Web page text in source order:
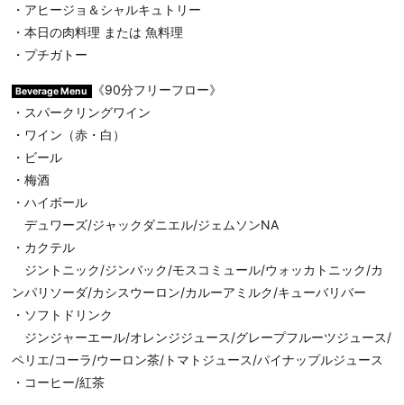
・アヒージョ＆シャルキュトリー
・本日の肉料理 または 魚料理
・プチガトー
Beverage Menu 《90分フリーフロー》
・スパークリングワイン
・ワイン（赤・白）
・ビール
・梅酒
・ハイボール
デュワーズ/ジャックダニエル/ジェムソンNA
・カクテル
ジントニック/ジンバック/モスコミュール/ウォッカトニック/カ
ンパリソーダ/カシスウーロン/カルーアミルク/キューバリバー
・ソフトドリンク
ジンジャーエール/オレンジジュース/グレープフルーツジュース/
ペリエ/コーラ/ウーロン茶/トマトジュース/パイナップルジュース
・コーヒー/紅茶